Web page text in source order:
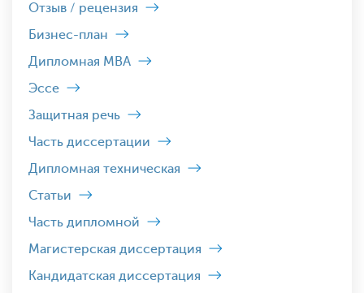
Отзыв / рецензия
Бизнес-план
Дипломная MBA
Эссе
Защитная речь
Часть диссертации
Дипломная техническая
Статьи
Часть дипломной
Магистерская диссертация
Кандидатская диссертация